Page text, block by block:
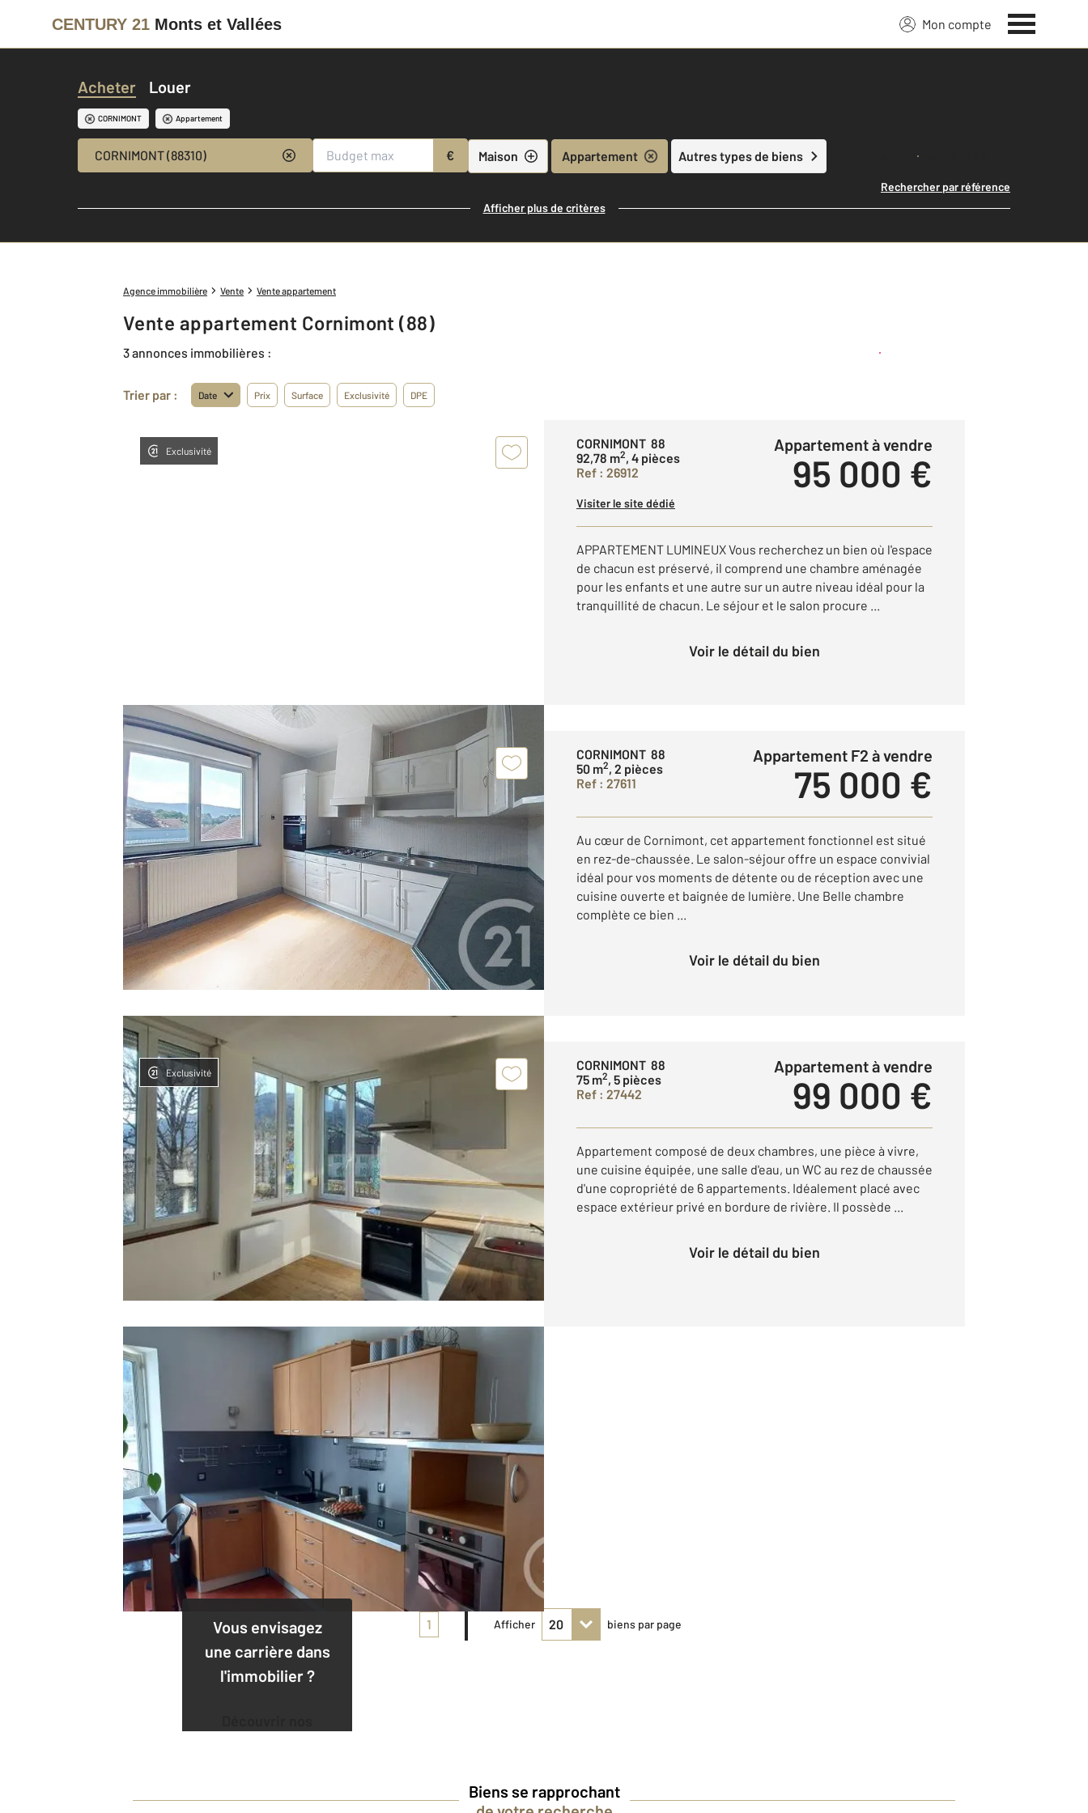
CENTURY 21 Monts et Vallées Mon compte
Acheter Louer
CORNIMONT Appartement
CORNIMONT (88310) € Maison Appartement Autres types de biens Lancer ma recherche
Rechercher par référence
Afficher plus de critères
Agence immobilière Vente Vente appartement
Vente appartement Cornimont (88)
3 annonces immobilières : Créer une alerte
Trier par : Date Prix Surface Exclusivité DPE
Exclusivité
CORNIMONT 88
92,78 m2, 4 pièces
Ref : 26912
Appartement à vendre
95 000 €
Visiter le site dédié
APPARTEMENT LUMINEUX Vous recherchez un bien où l'espace
de chacun est préservé, il comprend une chambre aménagée
pour les enfants et une autre sur un autre niveau idéal pour la
tranquillité de chacun. Le séjour et le salon procure ...
Voir le détail du bien
CORNIMONT 88
50 m2, 2 pièces
Ref : 27611
Appartement F2 à vendre
75 000 €
Au cœur de Cornimont, cet appartement fonctionnel est situé
en rez-de-chaussée. Le salon-séjour offre un espace convivial
idéal pour vos moments de détente ou de réception avec une
cuisine ouverte et baignée de lumière. Une Belle chambre
complète ce bien ...
Voir le détail du bien
Exclusivité
CORNIMONT 88
75 m2, 5 pièces
Ref : 27442
Appartement à vendre
99 000 €
Appartement composé de deux chambres, une pièce à vivre,
une cuisine équipée, une salle d'eau, un WC au rez de chaussée
d'une copropriété de 6 appartements. Idéalement placé avec
espace extérieur privé en bordure de rivière. Il possède ...
Voir le détail du bien
Vous envisagez
une carrière dans
l'immobilier ?
1 Afficher biens par page
Biens se rapprochant